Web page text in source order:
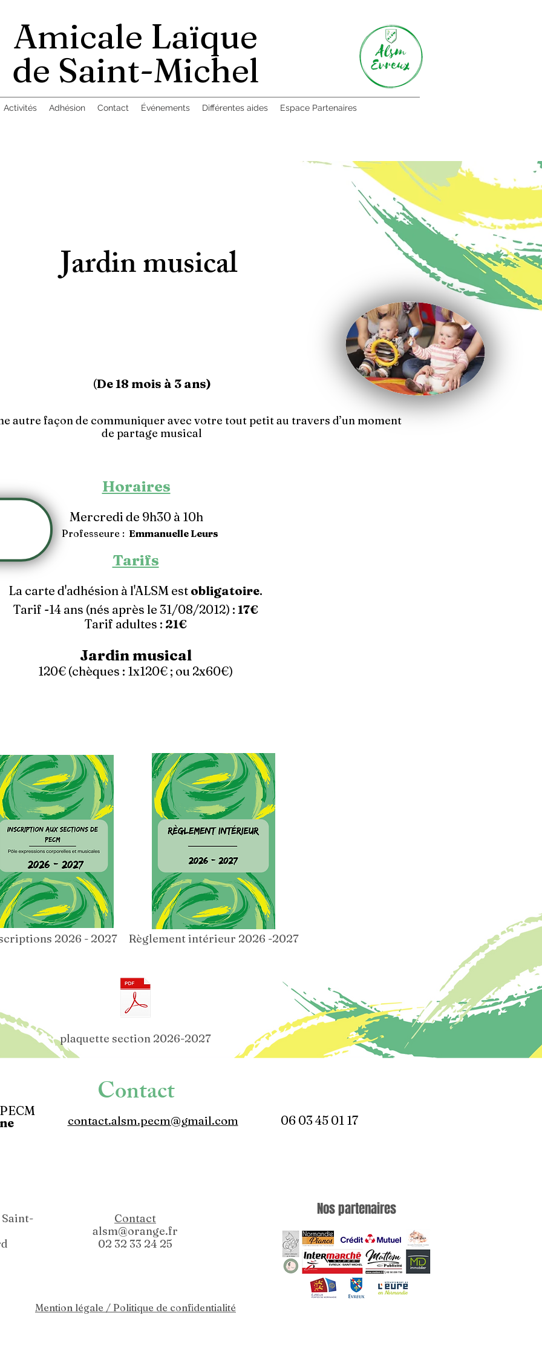
Amicale Laïque
de Saint-Michel
Activités Adhésion Contact Événements Différentes aides Espace Partenaires
Jardin musical
(De 18 mois à 3 ans)
autre façon de communiquer avec votre tout petit au travers d’un moment
de partage musical
Horaires
Mercredi de 9h30 à 10h
Professeure : Emmanuelle Leurs
Tarifs
La carte d'adhésion à l'ALSM est obligatoire.
Tarif -14 ans (nés après le 31/08/2012) : 17€
Tarif adultes : 21€
Jardin musical
120€ (chèques : 1x120€ ; ou 2x60€)
Règlement intérieur 2026 -2027
2026 - 2027
plaquette section 2026-2027
Contact
06 03 45 01 17
contact.alsm.pecm@gmail.com
Contact
alsm@orange.fr
02 32 33 24 25
Mention légale / Politique de confidentialité
Nos partenaires